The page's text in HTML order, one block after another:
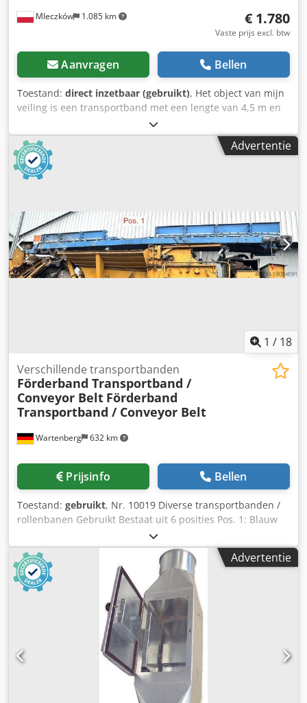
Mleczków 1.085 km € 1.780
Vaste prijs excl. btw
Aanvragen Bellen
Toestand: direct inzetbaar (gebruikt), Het object van mijn
veiling is een transportband met een lengte van 4,5 m en
een bandbreedte van 0,6 m. Mogelijkheid tot transport.
Dedpexgndhsfx Ahnjkr
Advertentie
1 / 18
Wartenberg 632 km
Verschillende transportbanden
Förderband Transportband /
Conveyor Belt Förderband
Transportband / Conveyor Belt
Prijsinfo Bellen
Toestand: gebruikt, Nr. 10019 Diverse transportbanden /
rollenbanen Gebruikt Bestaat uit 6 posities Pos. 1: Blauw
transportband, ca. 8000 x 800 mm LxB, gebruikt voor afval
Pos. 2: Oranje transportband, ca. 12000 x 1200 mm LxB, als
nieuw Pos. 4: Twee blauwe verrijdbare transportbanden,
elk ca. 10000 x 800 mm LxB Pos. 5: Twee turquoise
transportbanden, 1e band ca. 10000 x 1600 mm LxB, 2e
band ca. 4500 x 1400 mm LxB, zeer robuust - met stalen
bodem, elk voorzien van een nieuwe motor en
tandwielkast vereist Pos. 6: Blauw Westeria transportband,
ca. 14000 x 1200 mm LxB Pos. 8: Groen mobiel Z-
transportband, ca. 7000 x 500 mm LxB, nieuwe band, als
nieuw Verkoop in opdracht van klant, vanaf locatie nabij
85456 Wartenberg, exclusief demontage, transport en
Advertentie